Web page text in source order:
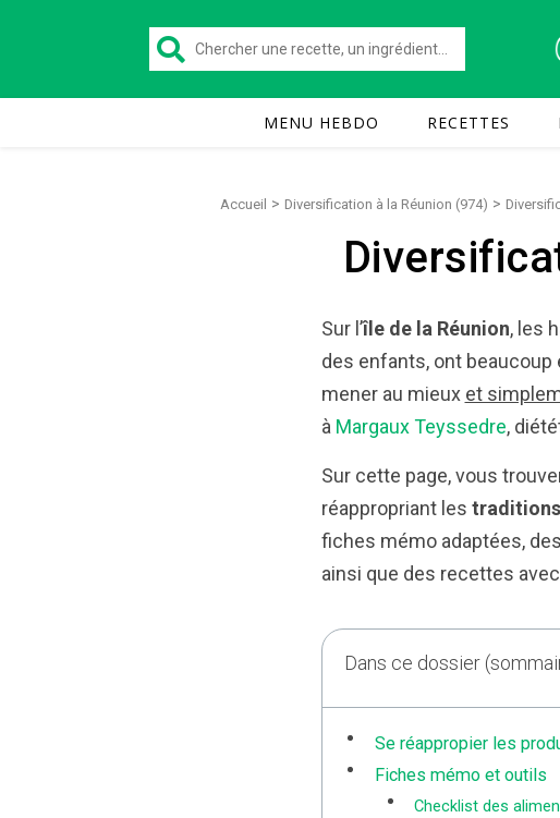
MENU HEBDO RECETTES
Accueil > Diversification à la Réunion (974) >
Sur l’île de la Réunion, les
des enfants, ont beaucoup
mener au mieux et
à Margaux Teyssedre,
Sur cette page, vous
réappropriant les
fiches mémo adaptées,
ainsi que des recettes
Dans ce dossier
Se réappropier les
Fiches mémo et outils
Checklist des